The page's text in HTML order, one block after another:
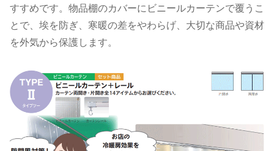
すすめです。物品棚のカバーにビニールカーテンで覆うこ
とで、埃を防ぎ、寒暖の差をやわらげ、大切な商品や資材
を外気から保護します。